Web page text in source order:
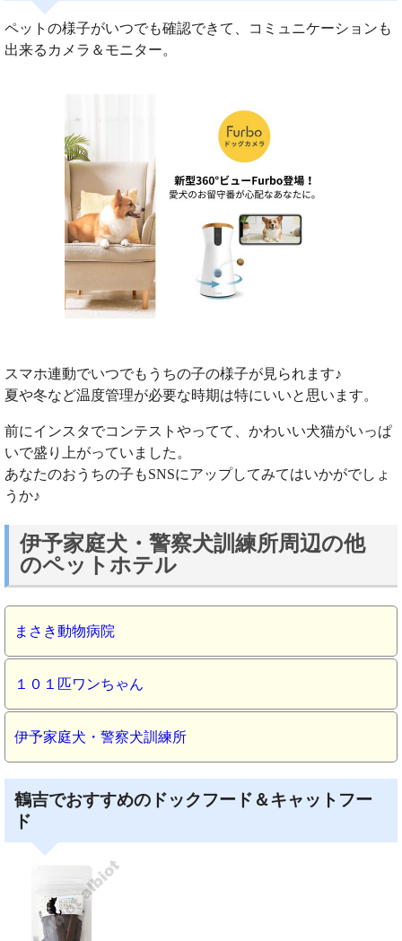
ペットの様子がいつでも確認できて、コミュニケーションも
出来るカメラ＆モニター。
スマホ連動でいつでもうちの子の様子が見られます♪
夏や冬など温度管理が必要な時期は特にいいと思います。
前にインスタでコンテストやってて、かわいい犬猫がいっぱ
いで盛り上がっていました。
あなたのおうちの子もSNSにアップしてみてはいかがでしょ
うか♪
伊予家庭犬・警察犬訓練所周辺の他
のペットホテル
まさき動物病院
１０１匹ワンちゃん
伊予家庭犬・警察犬訓練所
鶴吉でおすすめのドックフード＆キャットフー
ド